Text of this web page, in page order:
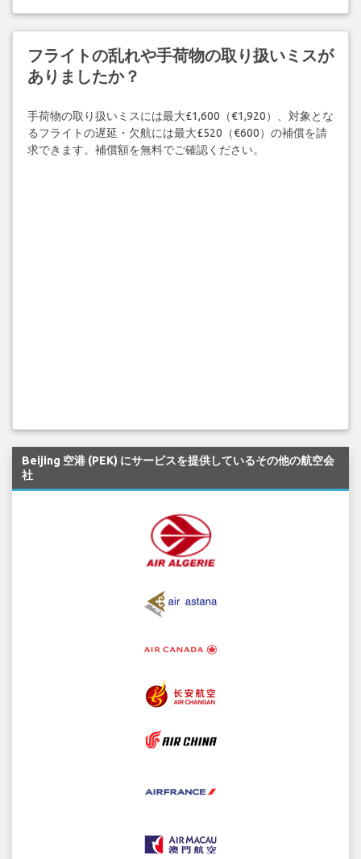
フライトの乱れや手荷物の取り扱いミスが
ありましたか？
手荷物の取り扱いミスには最大£1,600（€1,920）、対象とな
るフライトの遅延・欠航には最大£520（€600）の補償を請
求できます。補償額を無料でご確認ください。
Beijing 空港 (PEK) にサービスを提供しているその他の航空会
社